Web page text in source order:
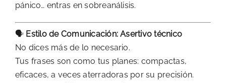
pánico… entras en sobreanálisis.
🗣️ Estilo de Comunicación: Asertivo técnico
No dices más de lo necesario.
Tus frases son como tus planes: compactas,
eficaces, a veces aterradoras por su precisión.